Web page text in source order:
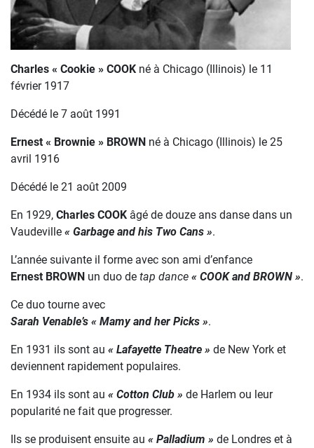
Charles « Cookie » COOK né à Chicago (Illinois) le 11
février 1917
Décédé le 7 août 1991
Ernest « Brownie » BROWN né à Chicago (Illinois) le 25
avril 1916
Décédé le 21 août 2009
En 1929, Charles COOK âgé de douze ans danse dans un
Vaudeville « Garbage and his Two Cans ».
L’année suivante il forme avec son ami d’enfance
Ernest BROWN un duo de tap dance « COOK and BROWN ».
Ce duo tourne avec
Sarah Venable’s « Mamy and her Picks ».
En 1931 ils sont au « Lafayette Theatre » de New York et
deviennent rapidement populaires.
En 1934 ils sont au « Cotton Club » de Harlem ou leur
popularité ne fait que progresser.
Ils se produisent ensuite au « Palladium » de Londres et à